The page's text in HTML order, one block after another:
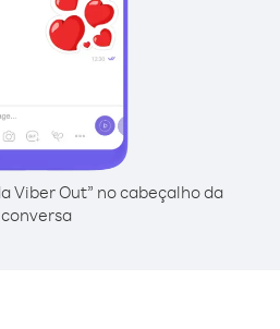
Viber Out” no cabeçalho da
conversa